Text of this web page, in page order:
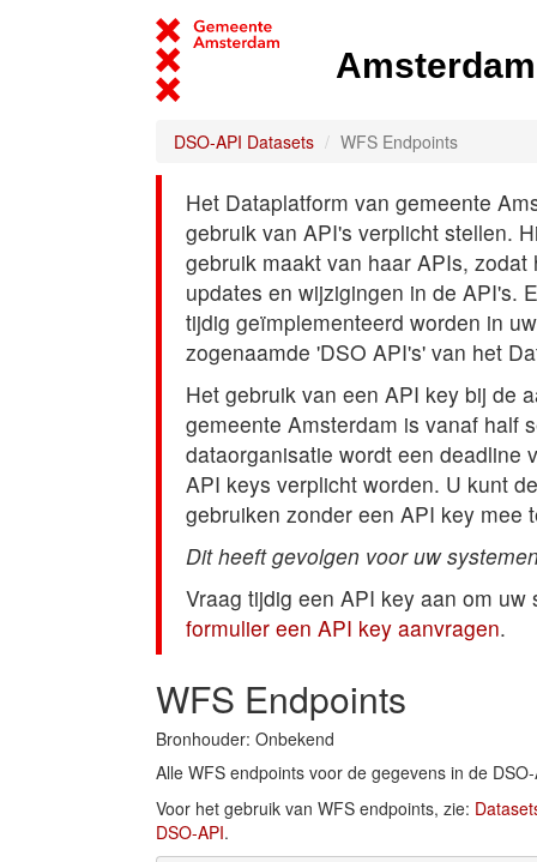
DSO-API Datasets WFS Endpoints
Het Dataplatform van gemeente
gebruik van API's verplicht stellen.
gebruik maakt van haar APIs,
updates en wijzigingen in de API's.
tijdig geïmplementeerd worden in
zogenaamde 'DSO API's' van het
Het gebruik van een API key bij de
gemeente Amsterdam is vanaf half
dataorganisatie wordt een deadline
API keys verplicht worden. U kunt
gebruiken zonder een API key mee
Dit heeft gevolgen voor uw
Vraag tijdig een API key aan om
formulier een API key aanvragen.
WFS Endpoints
Bronhouder: Onbekend
Alle WFS endpoints voor de gegevens in de
Voor het gebruik van WFS endpoints, zie:
DSO-API.